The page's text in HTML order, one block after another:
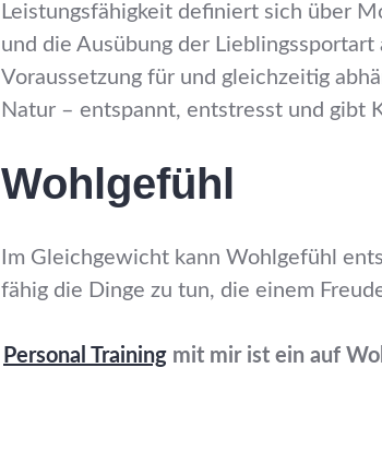
Leistungsfähigkeit definiert sich über
und die Ausübung der
Voraussetzung für und gleichzeitig
Natur – entspannt, entstresst und gibt
Wohlgefühl
Im Gleichgewicht kann Wohlgefühl
fähig die Dinge zu tun, die einem
Personal Training mit mir ist ein auf